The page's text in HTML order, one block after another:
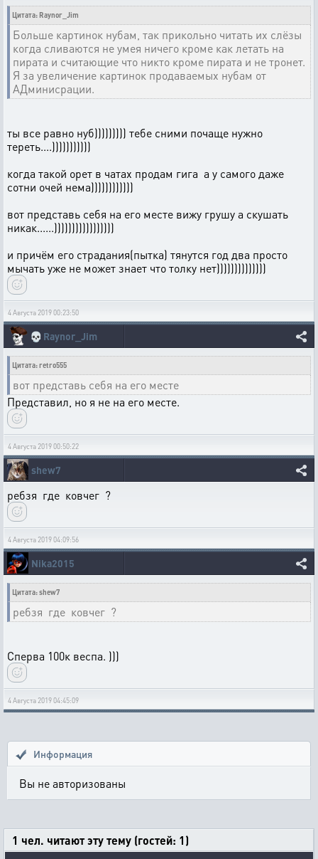
Цитата: Raynor_Jim
Больше картинок нубам, так прикольно читать их слёзы
когда сливаются не умея ничего кроме как летать на
пирата и считающие что никто кроме пирата и не тронет.
Я за увеличение картинок продаваемых нубам от
АДминисрации.
ты все равно нуб))))))))) тебе сними почаще нужно
тереть....)))))))))))
когда такой орет в чатах продам гига а у самого даже
сотни очей нема))))))))))))
вот представь себя на его месте вижу грушу а скушать
никак......)))))))))))))))))
и причём его страдания(пытка) тянутся год два просто
мычать уже не может знает что толку нет))))))))))))))
4 Августа 2019 00:23:50
💀 Raynor_Jim
Цитата: retro555
вот представь себя на его месте
Представил, но я не на его месте.
4 Августа 2019 00:50:22
shew7
ребзя где ковчег ?
4 Августа 2019 04:09:56
Nika2015
Цитата: shew7
ребзя где ковчег ?
Сперва 100к веспа. )))
4 Августа 2019 04:45:09
Информация
Вы не авторизованы
1 чел. читают эту тему (гостей: 1)